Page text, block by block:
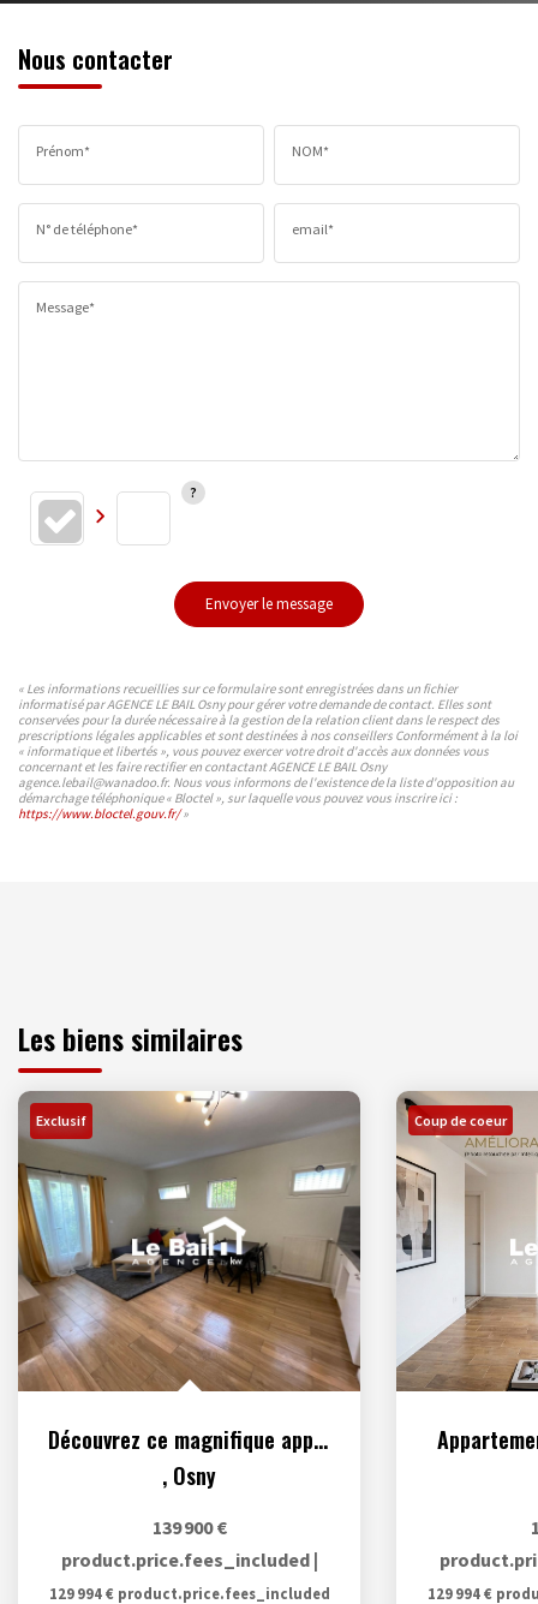
Nous contacter
Prénom* NOM*
N° de téléphone* email*
Message*
Envoyer le message
« Les informations recueillies sur ce formulaire sont enregistrées dans un fichier
informatisé par AGENCE LE BAIL Osny pour gérer votre demande de contact. Elles sont
conservées pour la durée nécessaire à la gestion de la relation client dans le respect des
prescriptions légales applicables et sont destinées à nos conseillers Conformément à la loi
« informatique et libertés », vous pouvez exercer votre droit d'accès aux données vous
concernant et les faire rectifier en contactant AGENCE LE BAIL Osny
agence.lebail@wanadoo.fr. Nous vous informons de l'existence de la liste d'opposition au
démarchage téléphonique « Bloctel », sur laquelle vous pouvez vous inscrire ici :
https://www.bloctel.gouv.fr/»
Les biens similaires
Exclusif
Découvrez ce magnifique appartement T2 de 43.36 m²
, Osny
139 900 €
product.price.fees_included |
129 994 € product.price.fees_included
Coup de coeur
129 994 €